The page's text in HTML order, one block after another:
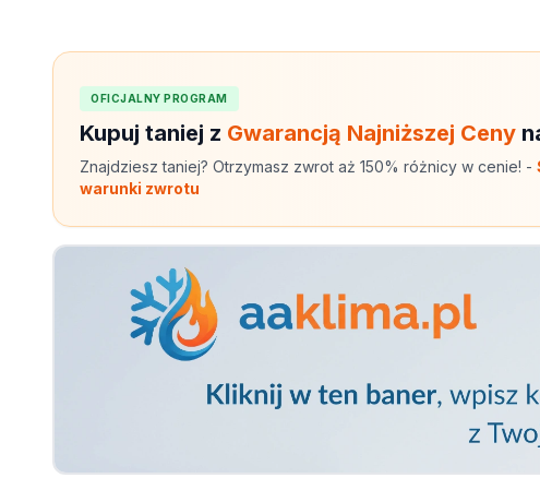
OFICJALNY PROGRAM
Kupuj taniej z Gwarancją Najniższej Ceny
Znajdziesz taniej? Otrzymasz zwrot aż 150% różnicy w cenie! -
warunki zwrotu